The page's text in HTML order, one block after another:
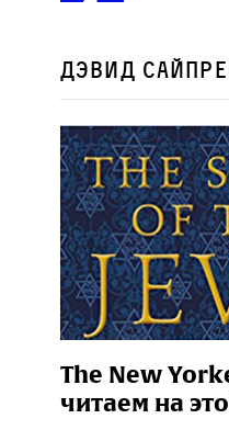
Дэвид
The New
читаем на